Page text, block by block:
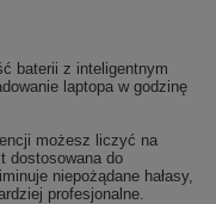
baterii z inteligentnym
laptopa w godzinę
możesz liczyć na
dostosowana do
niepożądane hałasy,
profesjonalne.